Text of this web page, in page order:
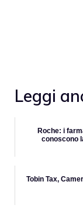
Leggi
Roche: i
conoscono
Tobin Tax,